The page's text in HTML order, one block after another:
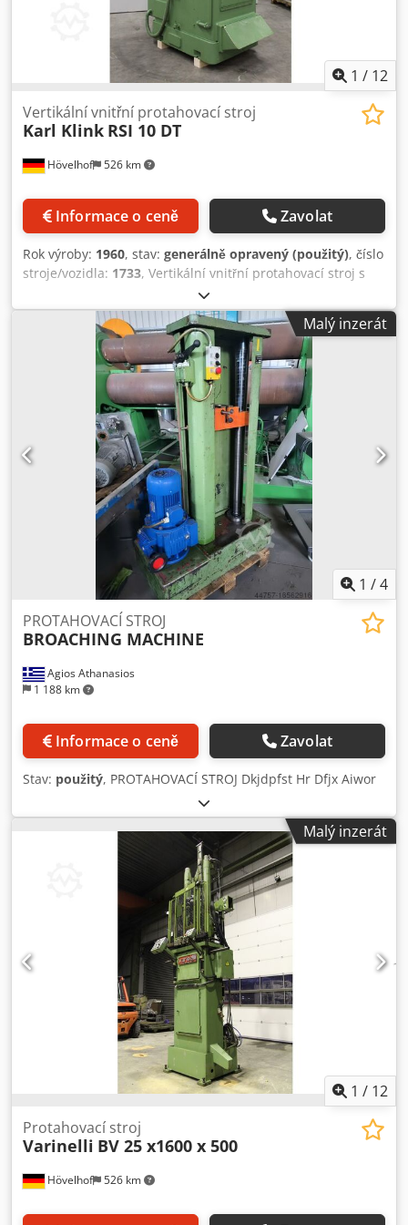
1 / 12
Hövelhof 526 km
Vertikální vnitřní protahovací stroj
Karl Klink RSI 10 DT
Informace o ceně Zavolat
Rok výroby: 1960, stav: generálně opravený (použitý), číslo
stroje/vozidla: 1733, Vertikální vnitřní protahovací stroj s
přepínací deskou společnosti Karl Klink Typ: RSI10DT Číslo
stroje: 1733 Rok výroby: 1960 hmotnost: 4,9 do protahovací
síly: 10.000kg S přepínací deskou (2 stanice) Napájení: 380V
/ 50Hz Jmenovitý proud: 35 A Připojené zatížení: 7,5 kW
Stroj je kompletně přepracován, a proto je ve velmi dobrém
stavu. Dsdpfxegyd S Ss Aiwjkr
Malý inzerát
1 /4
Agios Athanasios
1 188 km
PROTAHOVACÍ STROJ
BROACHING MACHINE
Informace o ceně Zavolat
Stav: použitý, PROTAHOVACÍ STROJ Dkjdpfst Hr Dfjx Aiwor
Malý inzerát
1 / 12
Hövelhof 526 km
Protahovací stroj
Varinelli BV 25 x1600 x 500